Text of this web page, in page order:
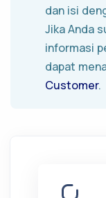
dan isi
Jika Anda
informasi
dapat
Customer.